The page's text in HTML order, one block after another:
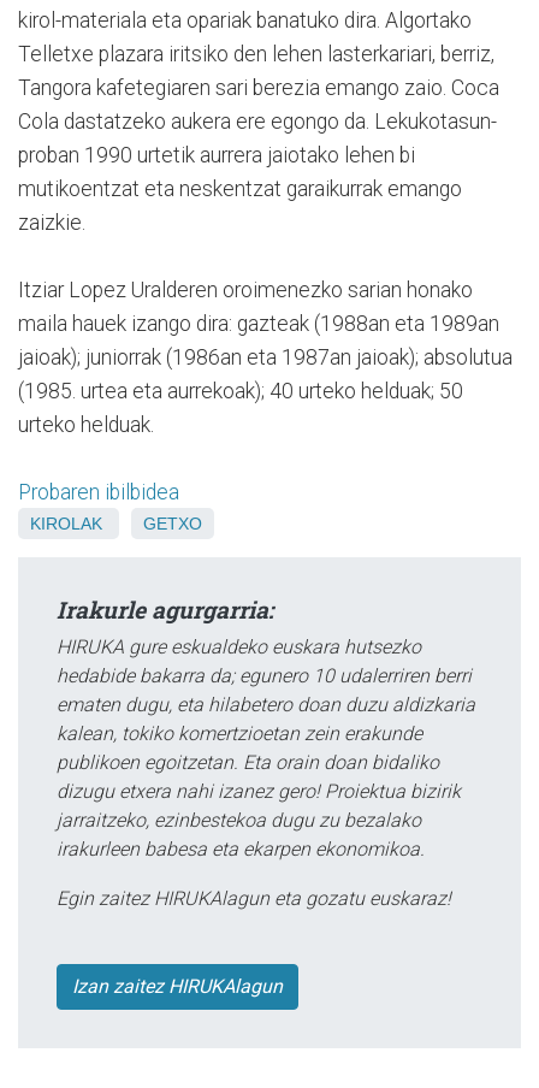
kirol-materiala eta opariak banatuko dira. Algortako
Telletxe plazara iritsiko den lehen lasterkariari, berriz,
Tangora kafetegiaren sari berezia emango zaio. Coca
Cola dastatzeko aukera ere egongo da. Lekukotasun-
proban 1990 urtetik aurrera jaiotako lehen bi
mutikoentzat eta neskentzat garaikurrak emango
zaizkie.
Itziar Lopez Uralderen oroimenezko sarian honako
maila hauek izango dira: gazteak (1988an eta 1989an
jaioak); juniorrak (1986an eta 1987an jaioak); absolutua
(1985. urtea eta aurrekoak); 40 urteko helduak; 50
urteko helduak.
Probaren ibilbidea
KIROLAK GETXO
Irakurle agurgarria:
HIRUKA gure eskualdeko euskara hutsezko
hedabide bakarra da; egunero 10 udalerriren berri
ematen dugu, eta hilabetero doan duzu aldizkaria
kalean, tokiko komertzioetan zein erakunde
publikoen egoitzetan. Eta orain doan bidaliko
dizugu etxera nahi izanez gero! Proiektua bizirik
jarraitzeko, ezinbestekoa dugu zu bezalako
irakurleen babesa eta ekarpen ekonomikoa.
Egin zaitez HIRUKAlagun eta gozatu euskaraz!
Izan zaitez HIRUKAlagun